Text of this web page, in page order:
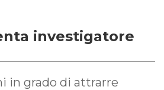
investigatore
in grado di attrarre